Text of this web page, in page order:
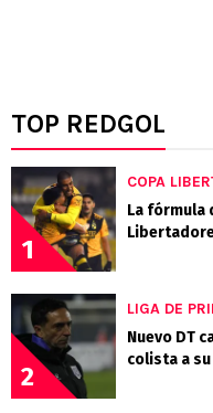
TOP REDGOL
1
COPA
La fórmula
2
LIGA DE
Nuevo DT
colista a